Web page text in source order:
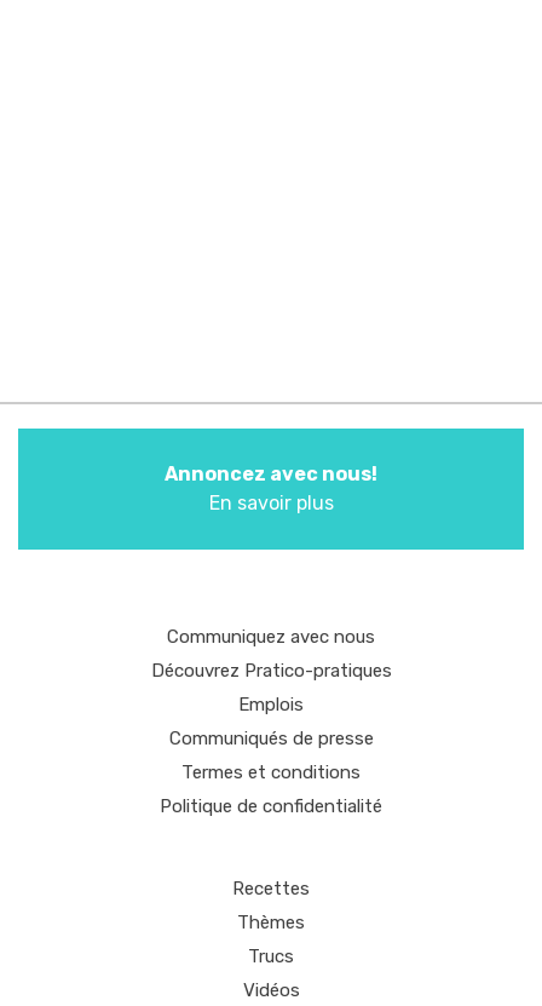
Annoncez avec nous!
En savoir plus
Communiquez avec nous
Découvrez Pratico-pratiques
Emplois
Communiqués de presse
Termes et conditions
Politique de confidentialité
Recettes
Thèmes
Trucs
Vidéos